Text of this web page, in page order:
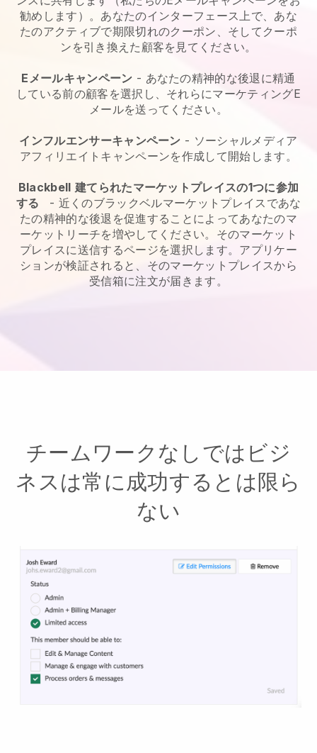
勧めします）。あなたのインターフェース上で、あな
たのアクティブで期限切れのクーポン、そしてクーポ
ンを引き換えた顧客を見てください。
Eメールキャンペーン - あなたの精神的な後退に精通
している前の顧客を選択し、それらにマーケティングE
メールを送ってください。
インフルエンサーキャンペーン - ソーシャルメディア
アフィリエイトキャンペーンを作成して開始します。
Blackbell 建てられたマーケットプレイスの1つに参加
する
- 近くのブラックベルマーケットプレイスであな
たの精神的な後退を促進することによってあなたのマ
ーケットリーチを増やしてください。 そのマーケット
プレイスに送信するページを選択します。アプリケー
ションが検証されると、そのマーケットプレイスから
受信箱に注文が届きます。
チームワークなしではビジ
ネスは常に成功するとは限ら
ない